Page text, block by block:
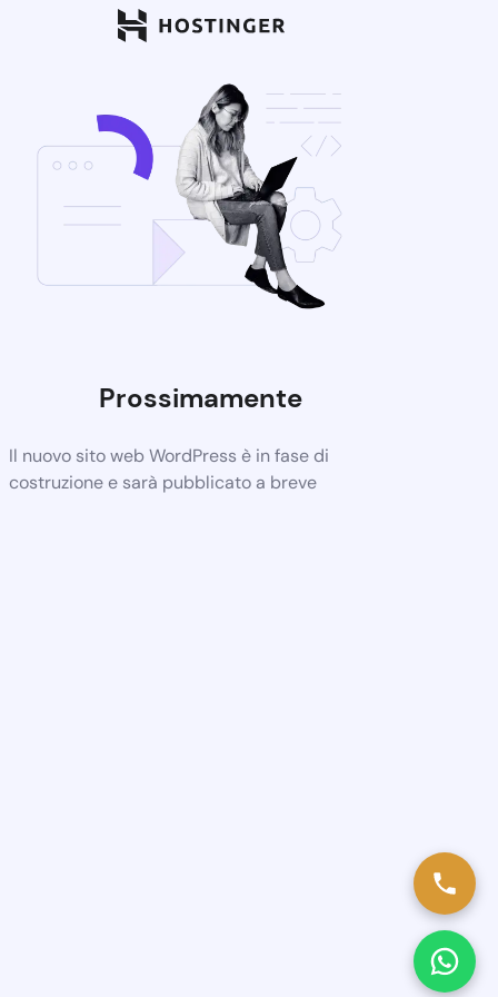
Prossimamente
Il nuovo sito web WordPress è in fase di
costruzione e sarà pubblicato a breve